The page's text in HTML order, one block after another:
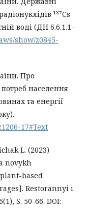
¹³⁷Cs
воді (ДН 6.6.1.1-
show/z0845-
Про
населення
та енергії
17#Text
L. (2023)
novykh
based
Restorannyi i
S. 50-66. DOI: